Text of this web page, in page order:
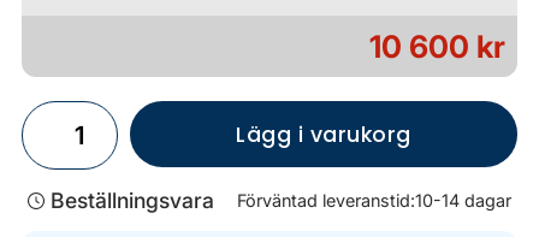
10 600 kr
Lägg i varukorg
Beställningsvara Förväntad leveranstid:10-14 dagar